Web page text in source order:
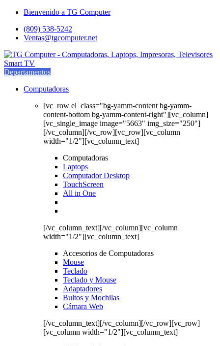
Saltar
navegación
saltar
contenido
Bienvenido a TG Computer
(809) 538-5242
Ventas@tgcomputer.net
Departamentos
Computadoras
[vc_row el_class="bg-yamm-content bg-yamm-
content-bottom bg-yamm-content-right"][vc_column]
[vc_single_image image="5663" img_size="250"]
[/vc_column][/vc_row][vc_row][vc_column
width="1/2"][vc_column_text]
Computadoras
Laptops
Computador Desktop
TouchScreen
All in One
[/vc_column_text][/vc_column][vc_column
width="1/2"][vc_column_text]
Accesorios de Computadoras
Mouse
Teclado
Teclado y Mouse
Adaptadores
Bultos y Mochilas
Cámara Web
[/vc_column_text][/vc_column][/vc_row][vc_row]
[vc_column width="1/2"][vc_column_text]